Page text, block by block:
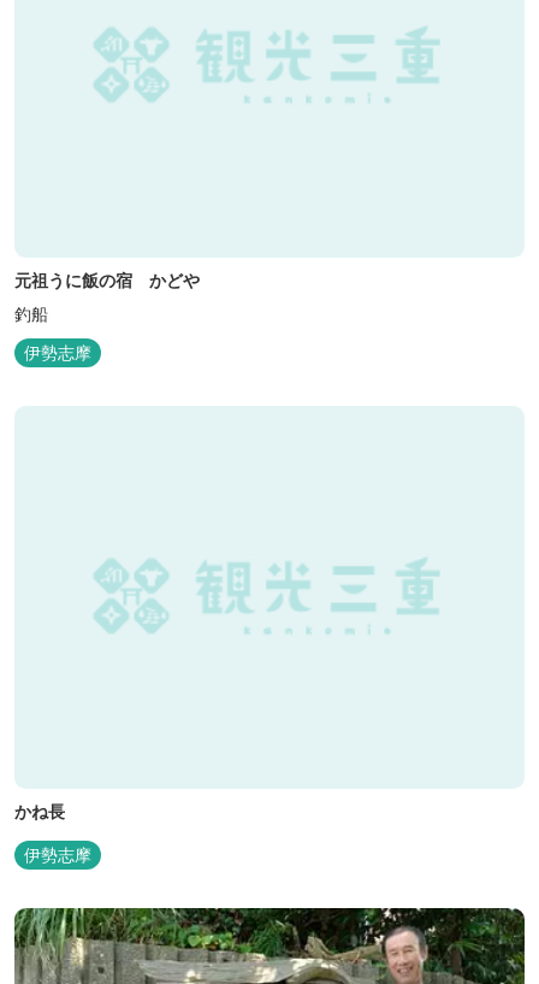
元祖うに飯の宿 かどや
釣船
伊勢志摩
かね長
伊勢志摩